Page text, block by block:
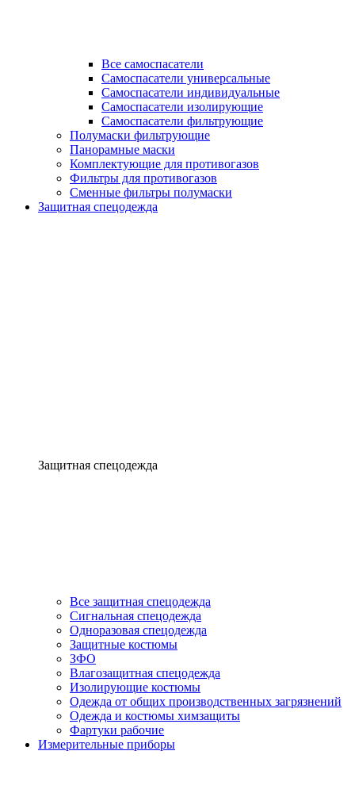
Все самоспасатели
Самоспасатели универсальные
Самоспасатели индивидуальные
Самоспасатели изолирующие
Самоспасатели фильтрующие
Полумаски фильтрующие
Панорамные маски
Комплектующие для противогазов
Фильтры для противогазов
Сменные фильтры полумаски
Защитная спецодежда
Защитная спецодежда
Все защитная спецодежда
Сигнальная спецодежда
Одноразовая спецодежда
Защитные костюмы
ЗФО
Влагозащитная спецодежда
Изолирующие костюмы
Одежда от общих производственных загрязнений
Одежда и костюмы химзащиты
Фартуки рабочие
Измерительные приборы